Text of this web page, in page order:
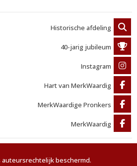
Historische afdeling
40-jarig jubileum
Instagram
Hart van MerkWaardig
MerkWaardige Pronkers
MerkWaardig
auteursrechtelijk beschermd.